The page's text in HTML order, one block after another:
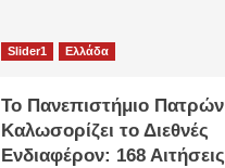
Slider1 Ελλάδα
Το Πανεπιστήμιο Πατρών
Καλωσορίζει το Διεθνές
Ενδιαφέρον: 168 Αιτήσεις